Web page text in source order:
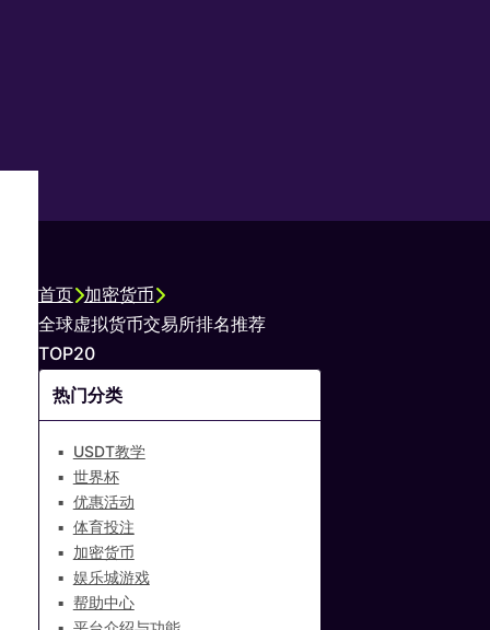
首页 加密货币
全球虚拟货币交易所排名推荐
TOP20
热门分类
USDT教学
世界杯
优惠活动
体育投注
加密货币
娱乐城游戏
帮助中心